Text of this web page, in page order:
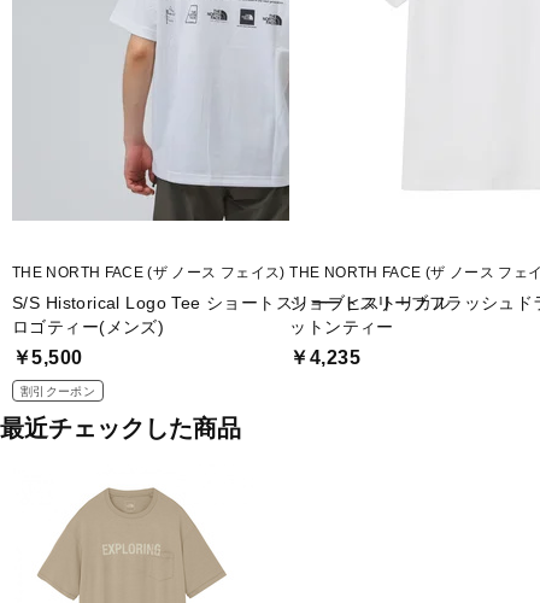
THE NORTH FACE (ザ ノース フェイス)
S/S Historical Logo Tee ショートスリーブヒストリカル
ロゴティー(メンズ)
￥5,500
割引クーポン
THE NORTH FACE (ザ ノース フェ
ショートスリーブフラッシュ
ットンティー
￥4,235
最近チェックした商品